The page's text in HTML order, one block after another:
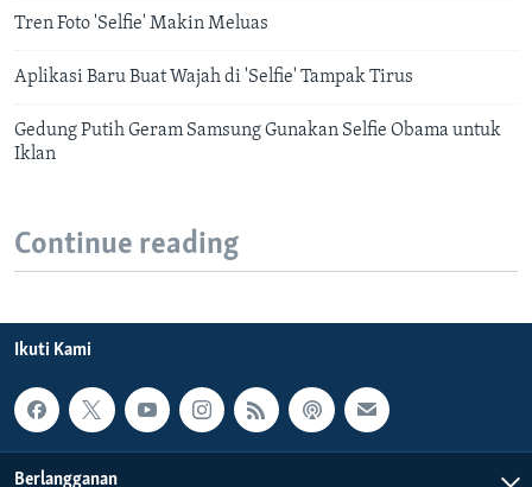
Tren Foto 'Selfie' Makin Meluas
Aplikasi Baru Buat Wajah di 'Selfie' Tampak Tirus
Gedung Putih Geram Samsung Gunakan Selfie Obama untuk
Iklan
Continue reading
Ikuti Kami
Berlangganan